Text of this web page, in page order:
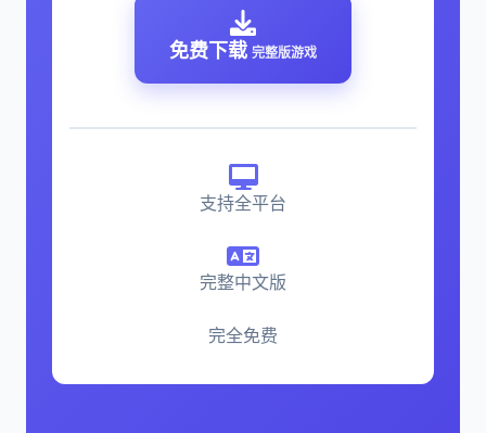
免费下载 完整版游戏
支持全平台
完整中文版
完全免费